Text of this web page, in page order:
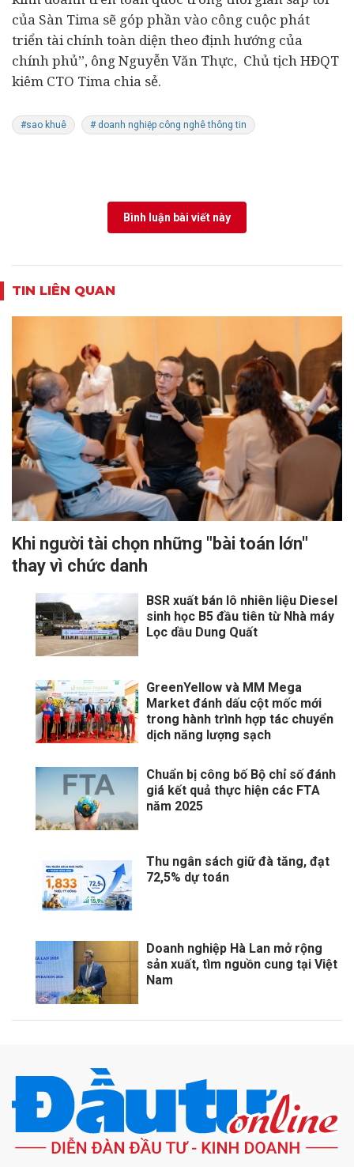
của Sàn Tima sẽ góp phần vào công cuộc phát
triển tài chính toàn diện theo định hướng của
chính phủ”, ông Nguyễn Văn Thực, Chủ tịch HĐQT
kiêm CTO Tima chia sẻ.
#sao khuê # doanh nghiệp công nghê thông tin
Bình luận bài viết này
TIN LIÊN QUAN
Khi người tài chọn những "bài toán lớn"
thay vì chức danh
BSR xuất bán lô nhiên liệu Diesel
sinh học B5 đầu tiên từ Nhà máy
Lọc dầu Dung Quất
GreenYellow và MM Mega
Market đánh dấu cột mốc mới
trong hành trình hợp tác chuyển
dịch năng lượng sạch
Chuẩn bị công bố Bộ chỉ số đánh
giá kết quả thực hiện các FTA
năm 2025
Thu ngân sách giữ đà tăng, đạt
72,5% dự toán
Doanh nghiệp Hà Lan mở rộng
sản xuất, tìm nguồn cung tại Việt
Nam